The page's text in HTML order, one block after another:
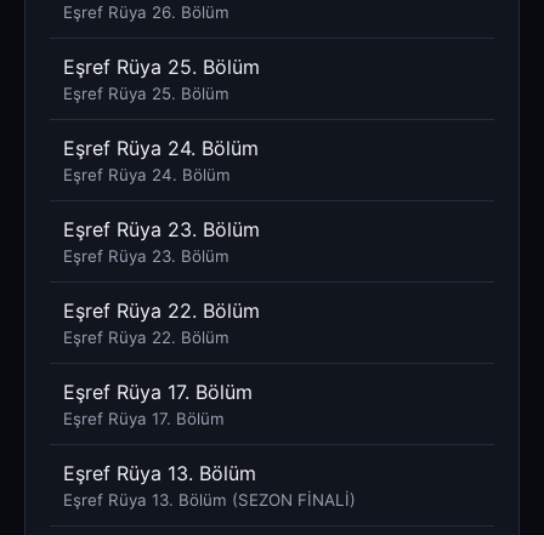
Eşref Rüya 26. Bölüm
Eşref Rüya 25. Bölüm
Eşref Rüya 25. Bölüm
Eşref Rüya 24. Bölüm
Eşref Rüya 24. Bölüm
Eşref Rüya 23. Bölüm
Eşref Rüya 23. Bölüm
Eşref Rüya 22. Bölüm
Eşref Rüya 22. Bölüm
Eşref Rüya 17. Bölüm
Eşref Rüya 17. Bölüm
Eşref Rüya 13. Bölüm
Eşref Rüya 13. Bölüm (SEZON FİNALİ)